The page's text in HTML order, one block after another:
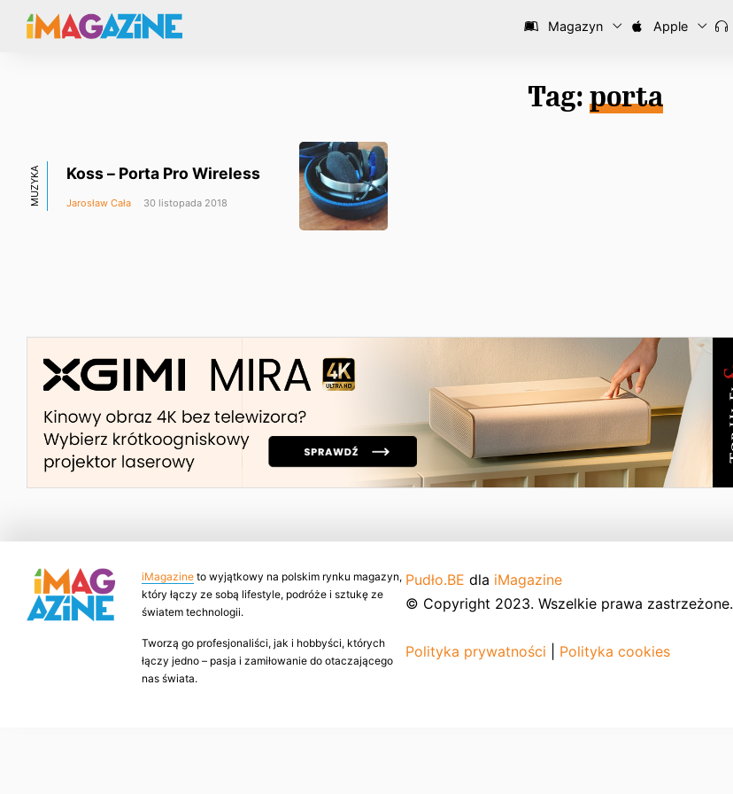
Magazyn Apple
Tag: porta
MUZYKA Koss – Porta Pro Wireless
Jarosław Cała 30 listopada 2018
iMagazine to wyjątkowy na polskim rynku magazyn,
który łączy ze sobą lifestyle, podróże i sztukę ze
światem technologii.
Tworzą go profesjonaliści, jak i hobbyści, których
łączy jedno – pasja i zamiłowanie do otaczającego
nas świata.
Pudło.BE dla iMagazine
© Copyright 2023. Wszelkie prawa zastrzeżone.
Polityka prywatności Polityka cookies